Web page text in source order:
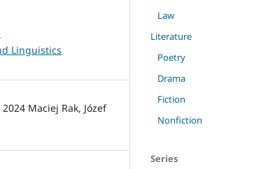
Linguistics
Maciej Rak, Józef
Law
Literature
Poetry
Drama
Fiction
Nonfiction
Series